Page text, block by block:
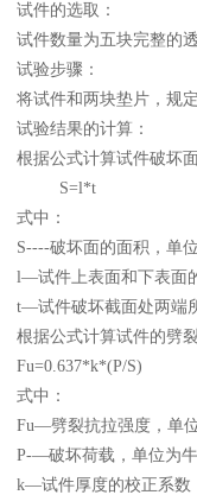
试件的选取：
试件数量为五块完整的
试验步骤：
将试件和两块垫片，规
试验结果的计算：
根据公式计算试件破坏
S=l*t
式中：
S----破坏面的面积，单
l—试件上表面和下表面
t—试件破坏截面处两端
根据公式计算试件的劈
Fu=0.637*k*(P/S)
式中：
Fu—劈裂抗拉强度，单
P-—破坏荷载，单位为
k—试件厚度的校正系数